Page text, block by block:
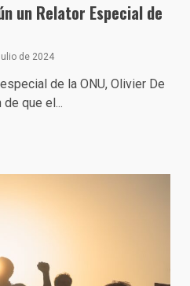
un Relator Especial de
de 2024
de la ONU, Olivier De
que el...